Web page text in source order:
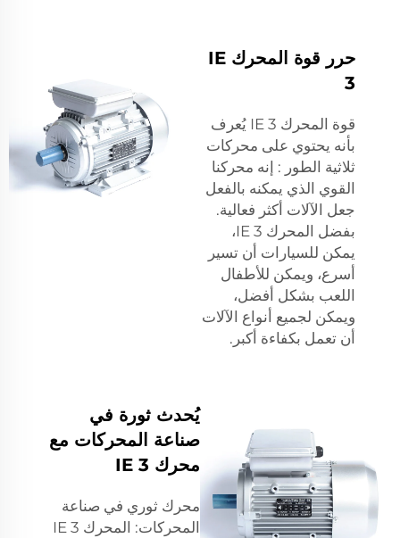
حرر قوة المحرك IE
3
قوة المحرك IE 3 يُعرف
بأنه يحتوي على محركات
ثلاثية الطور : إنه محركنا
القوي الذي يمكنه بالفعل
جعل الآلات أكثر فعالية.
بفضل المحرك IE 3،
يمكن للسيارات أن تسير
أسرع، ويمكن للأطفال
اللعب بشكل أفضل،
ويمكن لجميع أنواع الآلات
أن تعمل بكفاءة أكبر.
يُحدث ثورة في
صناعة المحركات مع
محرك IE 3
محرك ثوري في صناعة
المحركات: المحرك IE 3